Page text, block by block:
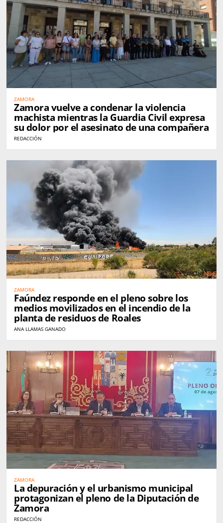
ZAMORA
Zamora vuelve a condenar la violencia
machista mientras la Guardia Civil expresa
su dolor por el asesinato de una compañera
REDACCIÓN
ZAMORA
Faúndez responde en el pleno sobre los
medios movilizados en el incendio de la
planta de residuos de Roales
ANA LLAMAS GANADO
ZAMORA
La depuración y el urbanismo municipal
protagonizan el pleno de la Diputación de
Zamora
REDACCIÓN